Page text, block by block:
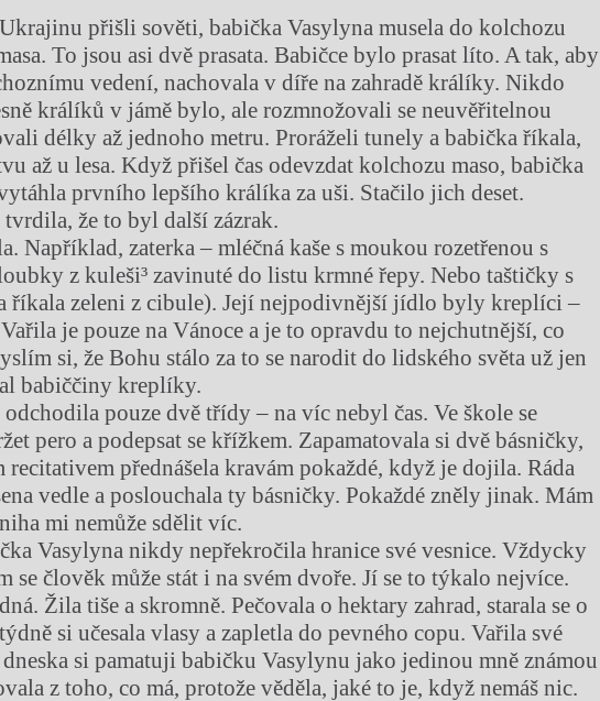
přišli sověti, babička Vasylyna musela do kolchozu
To jsou asi dvě prasata. Babičce bylo prasat líto. A tak, aby
vedení, nachovala v díře na zahradě králíky. Nikdo
králíků v jámě bylo, ale rozmnožovali se neuvěřitelnou
délky až jednoho metru. Proráželi tunely a babička říkala,
až u lesa. Když přišel čas odevzdat kolchozu maso, babička
prvního lepšího králíka za uši. Stačilo jich deset.
že to byl další zázrak.
Například, zaterka – mléčná kaše s moukou rozetřenou s
z kuleši³ zavinuté do listu krmné řepy. Nebo taštičky s
říkala zeleni z cibule). Její nejpodivnější jídlo byly kreplíci –
je pouze na Vánoce a je to opravdu to nejchutnější, co
si, že Bohu stálo za to se narodit do lidského světa už jen
babiččiny kreplíky.
pouze dvě třídy – na víc nebyl čas. Ve škole se
pero a podepsat se křížkem. Zapamatovala si dvě básničky,
přednášela kravám pokaždé, když je dojila. Ráda
vedle a poslouchala ty básničky. Pokaždé zněly jinak. Mám
mi nemůže sdělit víc.
Vasylyna nikdy nepřekročila hranice své vesnice. Vždycky
se člověk může stát i na svém dvoře. Jí se to týkalo nejvíce.
Žila tiše a skromně. Pečovala o hektary zahrad, starala se o
si učesala vlasy a zapletla do pevného copu. Vařila své
si pamatuji babičku Vasylynu jako jedinou mně známou
z toho, co má, protože věděla, jaké to je, když nemáš nic.